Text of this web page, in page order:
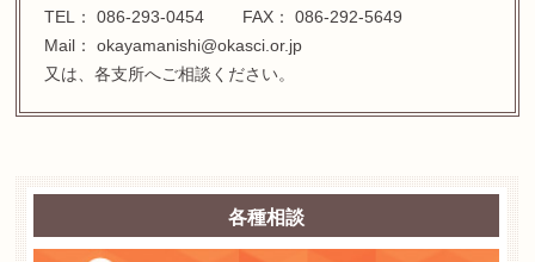
TEL： 086-293-0454 FAX： 086-292-5649
Mail： okayamanishi@okasci.or.jp
又は、各支所へご相談ください。
各種相談